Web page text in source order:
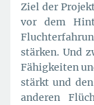
Ziel der
vor dem
stärken. Und
Fähigkeiten
stärkt und
anderen